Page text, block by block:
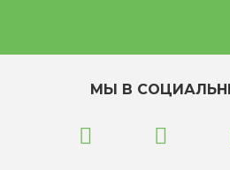
МЫ В